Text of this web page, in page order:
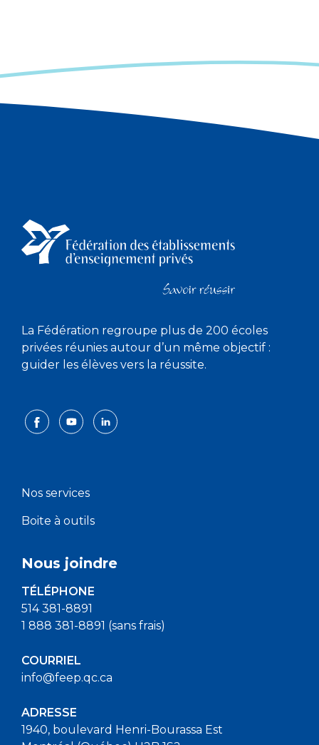
La Fédération regroupe plus de 200 écoles
privées réunies autour d’un même objectif :
guider les élèves vers la réussite.
Nos services
Boite à outils
Nous joindre
TÉLÉPHONE
514 381-8891
1 888 381-8891 (sans frais)
COURRIEL
info@feep.qc.ca
ADRESSE
1940, boulevard Henri-Bourassa Est